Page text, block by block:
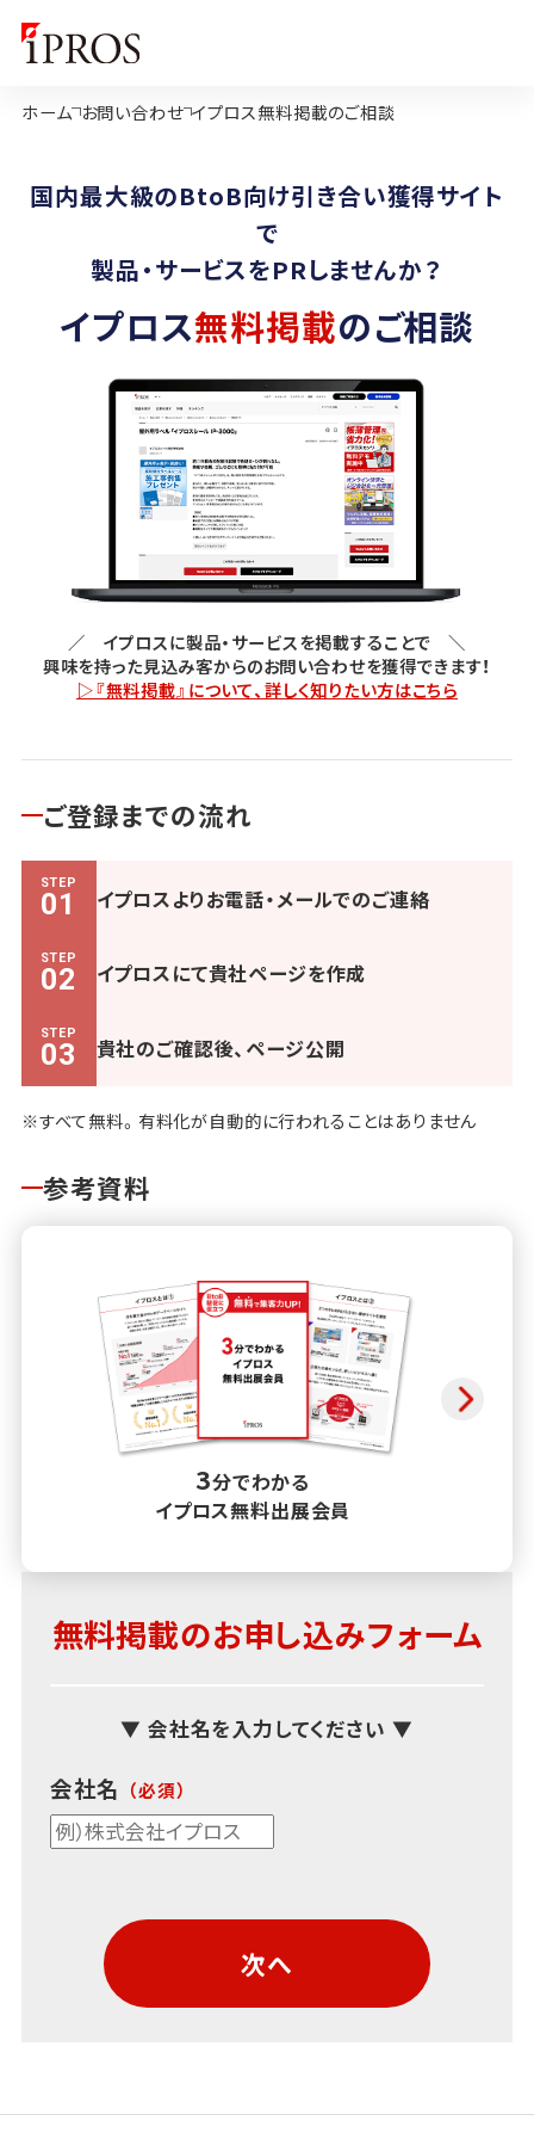
ホーム お問い合わせ イプロス無料掲載のご相談
国内最大級のBtoB向け引き合い獲得サイト
で
製品・サービスをPRしませんか？
イプロス無料掲載のご相談
／ イプロスに製品・サービスを掲載することで ＼
興味を持った見込み客からのお問い合わせを獲得できます！
▷『無料掲載』について、詳しく知りたい方はこちら
ご登録までの流れ
STEP
01 イプロスよりお電話・メールでのご連絡
STEP
02 イプロスにて貴社ページを作成
STEP
03 貴社のご確認後、ページ公開
※すべて無料。有料化が自動的に行われることはありません
参考資料
3分でわかる
イプロス無料出展会員
無料掲載のお申し込みフォーム
▼ 会社名を入力してください ▼
会社名
次へ